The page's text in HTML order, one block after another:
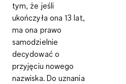
tym, że jeśli
ukończyła ona 13 lat,
ma ona prawo
samodzielnie
decydować o
przyjęciu nowego
nazwiska. Do uznania